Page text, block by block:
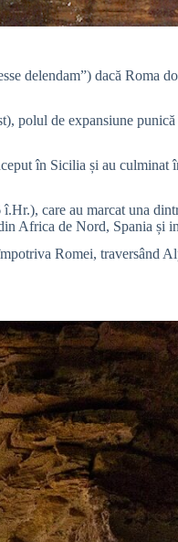
delendam”) dacă Roma
polul de expansiune
în Sicilia și au culminat
care au marcat una
Africa de Nord, Spania și
Romei, traversând